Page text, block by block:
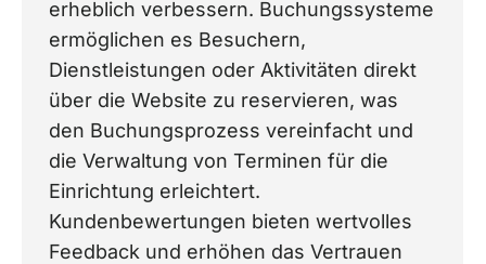
erheblich verbessern. Buchungssysteme
ermöglichen es Besuchern,
Dienstleistungen oder Aktivitäten direkt
über die Website zu reservieren, was
den Buchungsprozess vereinfacht und
die Verwaltung von Terminen für die
Einrichtung erleichtert.
Kundenbewertungen bieten wertvolles
Feedback und erhöhen das Vertrauen